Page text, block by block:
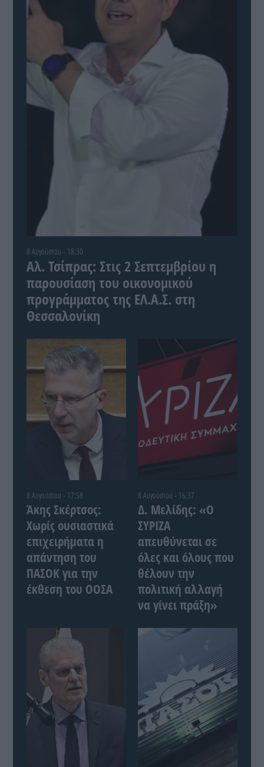
8 Αυγούστου - 18:30
Αλ. Τσίπρας: Στις 2 Σεπτεμβρίου η
παρουσίαση του οικονομικού
προγράμματος της ΕΛ.Α.Σ. στη
Θεσσαλονίκη
8 Αυγούστου - 17:58
Άκης Σκέρτσος:
Χωρίς ουσιαστικά
επιχειρήματα η
απάντηση του
ΠΑΣΟΚ για την
έκθεση του ΟΟΣΑ
8 Αυγούστου - 16:37
Δ. Μελίδης: «Ο
ΣΥΡΙΖΑ
απευθύνεται σε
όλες και όλους που
θέλουν την
πολιτική αλλαγή
να γίνει πράξη»